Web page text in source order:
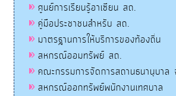
ศูนย์การเรียนรู้อาเซียน สถ.
คู่มือประชาชนสำหรับ สถ.
มาตรฐานการให้บริการของท้องถิ่น
สหกรณ์ออมทรัพย์ สถ.
คณะกรรมการจัดการสถานธนานุบาล
สหกรณ์ออกทรัพย์พนักงานเทศบาล